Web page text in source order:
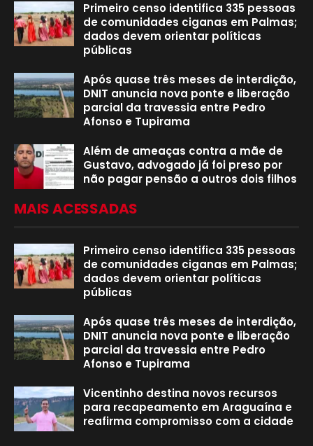
Primeiro censo identifica 335 pessoas
de comunidades ciganas em Palmas;
dados devem orientar políticas
públicas
Após quase três meses de interdição,
DNIT anuncia nova ponte e liberação
parcial da travessia entre Pedro
Afonso e Tupirama
Além de ameaças contra a mãe de
Gustavo, advogado já foi preso por
não pagar pensão a outros dois filhos
MAIS ACESSADAS
Primeiro censo identifica 335 pessoas
de comunidades ciganas em Palmas;
dados devem orientar políticas
públicas
Após quase três meses de interdição,
DNIT anuncia nova ponte e liberação
parcial da travessia entre Pedro
Afonso e Tupirama
Vicentinho destina novos recursos
para recapeamento em Araguaína e
reafirma compromisso com a cidade